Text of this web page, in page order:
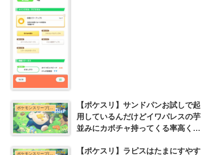
ポケモンスリープ(ポケスリ)まとめ
【ポケスリ】サンドパンお試しで起
用しているんだけどイワパレスの芋
並みにカボチャ持ってくる率高くな
【ポケスリ】ラピスはたまにすやす